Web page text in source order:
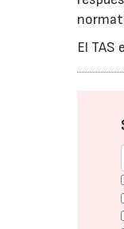
El TAS